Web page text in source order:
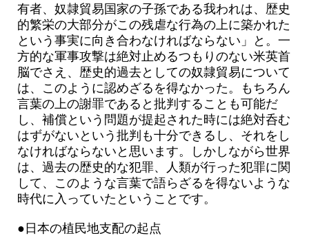
有者、奴隷貿易国家の子孫である我われは、歴史
的繁栄の大部分がこの残虐な行為の上に築かれた
という事実に向き合わなければならない」と。一
方的な軍事攻撃は絶対止めるつもりのない米英首
脳でさえ、歴史的過去としての奴隷貿易について
は、このように認めざるを得なかった。もちろん
言葉の上の謝罪であると批判することも可能だ
し、補償という問題が提起された時には絶対呑む
はずがないという批判も十分できるし、それをし
なければならないと思います。しかしながら世界
は、過去の歴史的な犯罪、人類が行った犯罪に関
して、このような言葉で語らざるを得ないような
時代に入っていたということです。
●日本の植民地支配の起点